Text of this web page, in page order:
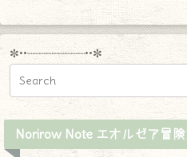
✼••┈┈┈┈┈┈┈┈┈••✼
Norirow Note エオルゼア冒